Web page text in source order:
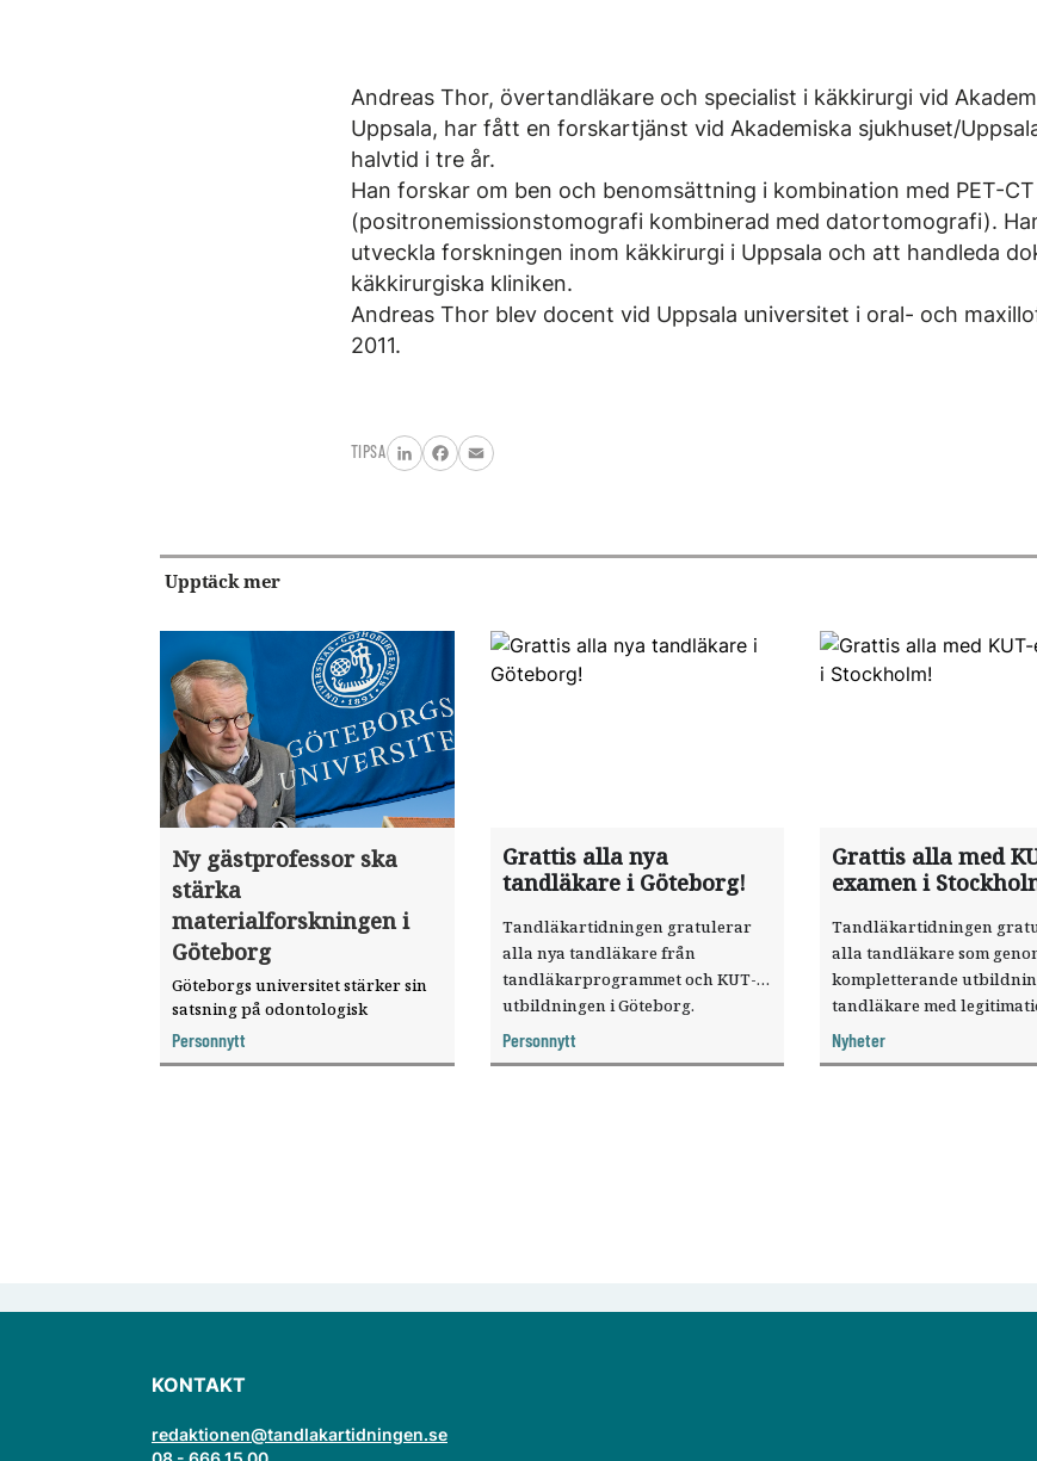
Andreas Thor, övertandläkare och specialist i käkkirurgi vid
Uppsala, har fått en forskartjänst vid Akademiska sjukhuset/
halvtid i tre år.
Han forskar om ben och benomsättning i kombination med PET-CT
(positronemissionstomografi kombinerad med datortomografi).
utveckla forskningen inom käkkirurgi i Uppsala och att handleda
käkkirurgiska kliniken.
Andreas Thor blev docent vid Uppsala universitet i oral- och
2011.
TIPSA
LinkedInFacebook
Email
Upptäck mer
Ny gästprofessor ska
stärka
materialforskningen i
Göteborg
Göteborgs universitet stärker sin
satsning på odontologisk
materialforskning genom att
knyta forskaren Pekka Vallittu till
Personnytt
Grattis alla nya
tandläkare i Göteborg!
Tandläkartidningen gratulerar
alla nya tandläkare från
tandläkarprogrammet och KUT-
utbildningen i Göteborg.
Personnytt
Grattis alla med
examen i
Tandläkartidningen
alla tandläkare som
kompletterande
tandläkare med
utanför EU/ESS och
vid Karolinska institutet.
Nyheter
KONTAKT
redaktionen@tandlakartidningen.se